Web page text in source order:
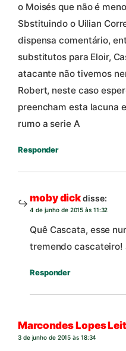
o Moisés que não é
Sbstituindo o Uilian
dispensa comentário,
substitutos para Eloir,
atacante não tivemos
Robert, neste caso
preencham esta lacuna
rumo a serie A
Responder
moby dickdisse:
4 de junho de 2015 às 11:32
Quê Cascata, esse
tremendo cascateiro!
Responder
Marcondes Lopes
3 de junho de 2015 às 18:34